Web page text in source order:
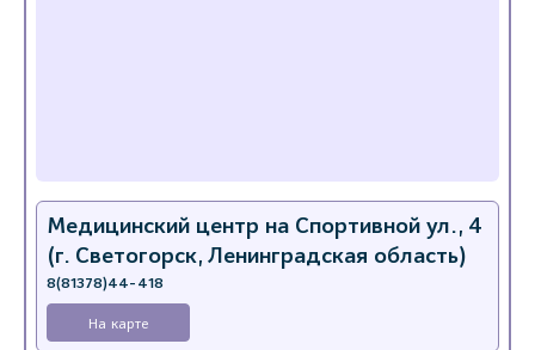
Медицинский центр на Спортивной ул., 4
(г. Светогорск, Ленинградская область)
8(81378)44-418
На карте